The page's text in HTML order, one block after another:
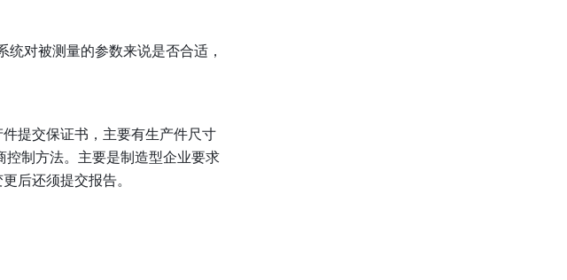
对被测量的参数来说是否合适，
提交保证书，主要有生产件尺寸
制方法。主要是制造型企业要求
后还须提交报告。